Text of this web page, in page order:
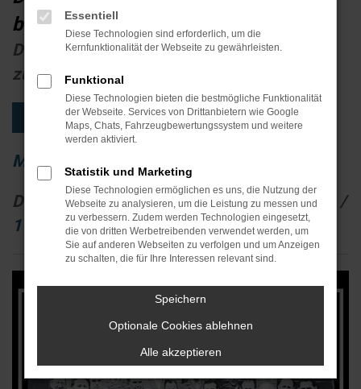
begann in der MGS History
Die Geschichte von MGS: Von Zweirädern
zu Autos
MGS stellt sich vor: Alles über uns
Mehr erfahren
Direkt zu1955/1979 /1980/1989/1991
/
1998
2003/2012/2012/2015
Essentiell
Diese Technologien sind erforderlich, um die
Kernfunktionalität der Webseite zu gewährleisten.
Funktional
Diese Technologien bieten die bestmögliche Funktionalität
der Webseite. Services von Drittanbietern wie Google
Maps, Chats, Fahrzeugbewertungssystem und weitere
werden aktiviert.
Statistik und Marketing
Diese Technologien ermöglichen es uns, die Nutzung der
Webseite zu analysieren, um die Leistung zu messen und
zu verbessern. Zudem werden Technologien eingesetzt,
die von dritten Werbetreibenden verwendet werden, um
Sie auf anderen Webseiten zu verfolgen und um Anzeigen
zu schalten, die für Ihre Interessen relevant sind.
Speichern
Optionale Cookies ablehnen
Alle akzeptieren